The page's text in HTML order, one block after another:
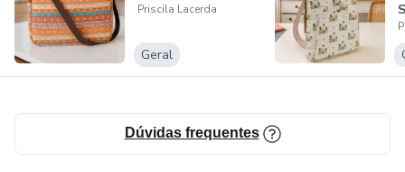
Priscila Lacerda
Geral
Dúvidas frequentes